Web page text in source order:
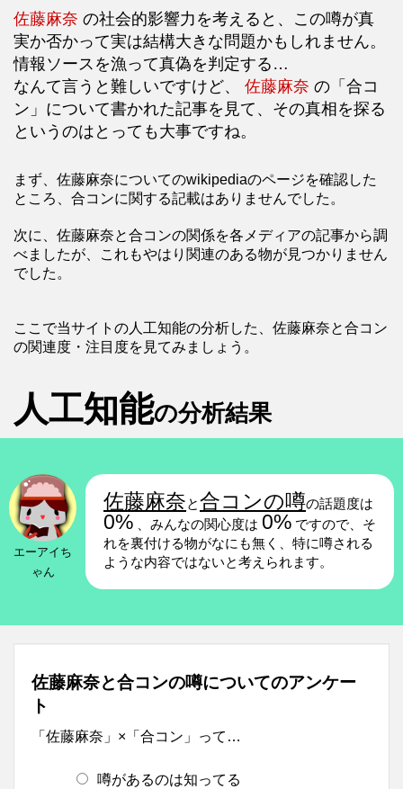
佐藤麻奈 の社会的影響力を考えると、この噂が真
実か否かって実は結構大きな問題かもしれません。
情報ソースを漁って真偽を判定する…
なんて言うと難しいですけど、 佐藤麻奈 の「合コ
ン」について書かれた記事を見て、その真相を探る
というのはとっても大事ですね。
まず、佐藤麻奈についてのwikipediaのページを確認した
ところ、合コンに関する記載はありませんでした。
次に、佐藤麻奈と合コンの関係を各メディアの記事から調
べましたが、これもやはり関連のある物が見つかりません
でした。
ここで当サイトの人工知能の分析した、佐藤麻奈と合コン
の関連度・注目度を見てみましょう。
人工知能の分析結果
エーアイち
ゃん
佐藤麻奈と合コンの噂の話題度は
0% 、みんなの関心度は 0% ですので、そ
れを裏付ける物がなにも無く、特に噂される
ような内容ではないと考えられます。
佐藤麻奈と合コンの噂についてのアンケー
ト
「佐藤麻奈」×「合コン」って…
噂があるのは知ってる